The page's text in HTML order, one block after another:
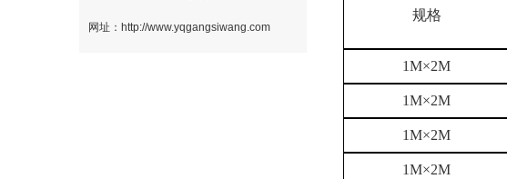
网址：http://www.yqgangsiwang.com
规格
1M×2M
1M×2M
1M×2M
1M×2M